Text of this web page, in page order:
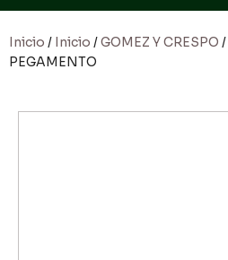
Inicio / Inicio /GOMEZ Y CRESPO /
PEGAMENTO